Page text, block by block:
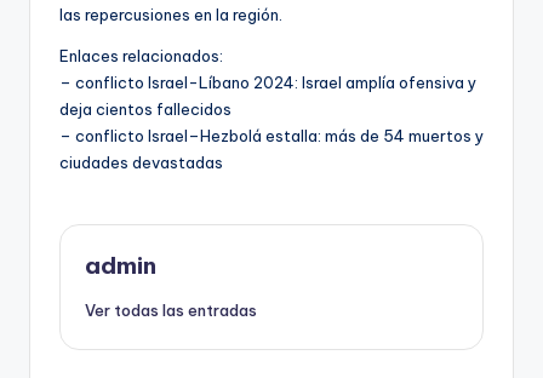
las repercusiones en la región.
Enlaces relacionados:
– conflicto Israel-Líbano 2024: Israel amplía ofensiva y
deja cientos fallecidos
– conflicto Israel–Hezbolá estalla: más de 54 muertos y
ciudades devastadas
admin
Ver todas las entradas